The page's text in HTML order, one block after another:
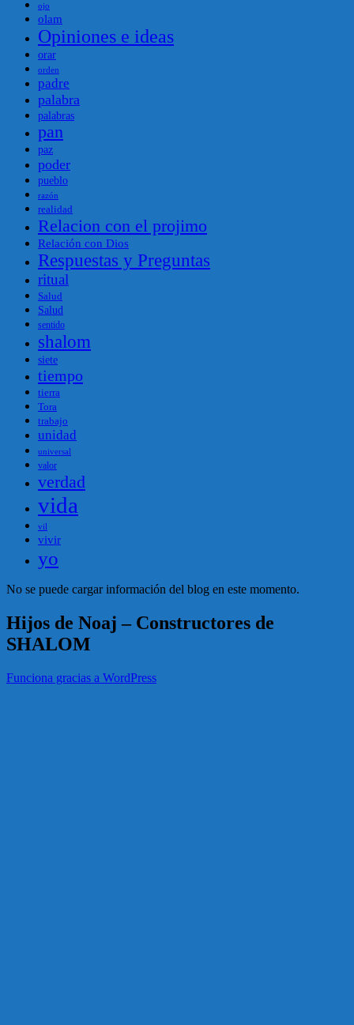
ojo
olam
Opiniones e ideas
orar
orden
padre
palabra
palabras
pan
paz
poder
pueblo
razón
realidad
Relacion con el projimo
Relación con Dios
Respuestas y Preguntas
ritual
Salud
Salud
sentido
shalom
siete
tiempo
tierra
Tora
trabajo
unidad
universal
valor
verdad
vida
vil
vivir
yo
No se puede cargar información del blog en este momento.
Hijos de Noaj – Constructores de
SHALOM
Funciona gracias a WordPress